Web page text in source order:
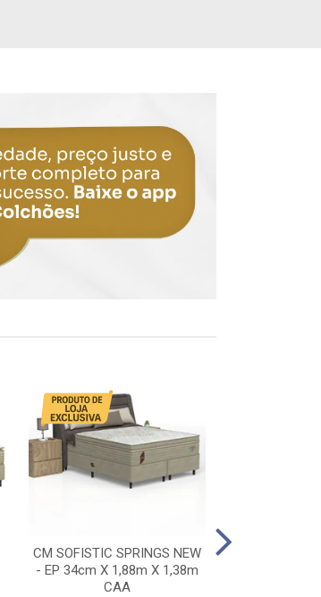
CM SOFISTIC SPRINGS NEW
- EP 34cm X 1,88m X 1,38m
CAA